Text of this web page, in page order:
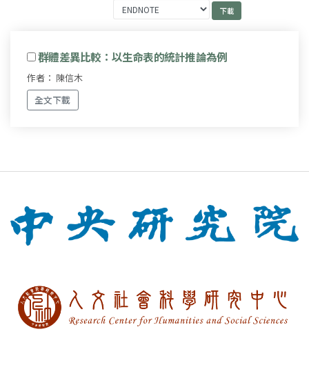
群體差異比較：以生命表的統計推論為例
作者： 陳信木
全文下載